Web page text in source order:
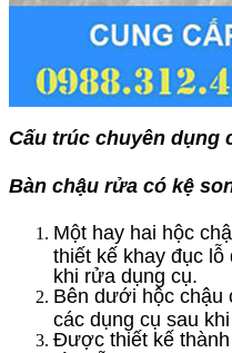
Cấu trúc chuyên dụng
Bàn chậu rửa có kệ
Một hay hai hộc
thiết kế khay đục lỗ
khi rửa dụng cụ.
Bên dưới hộc chậu
các dụng cụ sau khi
Được thiết kế